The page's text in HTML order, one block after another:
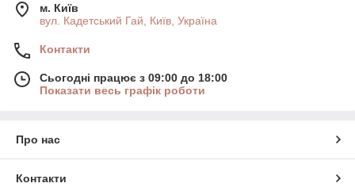
м. Київ
вул. Кадетський Гай, Київ, Україна
Контакти
Сьогодні працює з 09:00 до 18:00
Показати весь графік роботи
Про нас
Контакти